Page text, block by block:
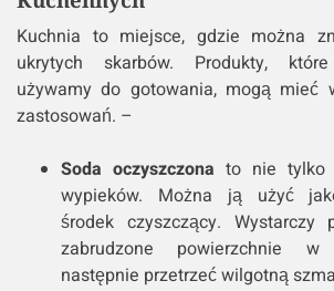
Kuchnia to miejsce, gdzie można
ukrytych skarbów. Produkty,
używamy do gotowania, mogą mieć
zastosowań. –
Soda oczyszczona to nie tylko
wypieków. Można ją użyć
środek czyszczący. Wystarczy
zabrudzone powierzchnie
następnie przetrzeć wilgotną